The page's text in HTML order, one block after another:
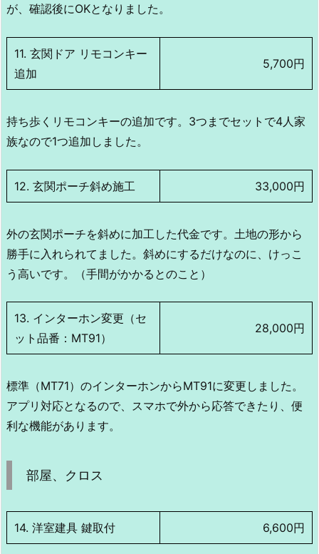
が、確認後にOKとなりました。
11. 玄関ドア リモコンキー
追加
5,700円
持ち歩くリモコンキーの追加です。3つまでセットで4人家
族なので1つ追加しました。
12. 玄関ポーチ斜め施工 33,000円
外の玄関ポーチを斜めに加工した代金です。土地の形から
勝手に入れられてました。斜めにするだけなのに、けっこ
う高いです。（手間がかかるとのこと）
13. インターホン変更（セ
ット品番：MT91）
28,000円
標準（MT71）のインターホンからMT91に変更しました。
アプリ対応となるので、スマホで外から応答できたり、便
利な機能があります。
部屋、クロス
14. 洋室建具 鍵取付 6,600円